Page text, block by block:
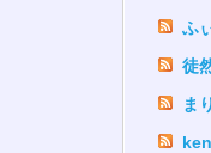
ふ
徒
ま